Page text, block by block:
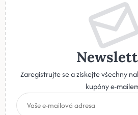
Zaregistrujte se a získejte všechny
kupóny e-